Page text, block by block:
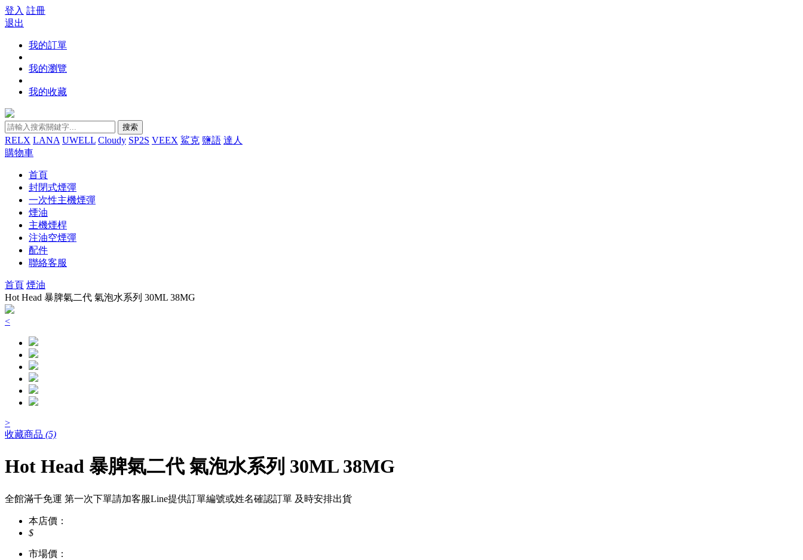
登入 註冊
退出
我的訂單
我的瀏覽
我的收藏
搜索
RELX LANA UWELL Cloudy SP2S VEEX 鯊克 鹽語 達人
購物車
首頁
封閉式煙彈
一次性主機煙彈
煙油
主機煙桿
注油空煙彈
配件
聯絡客服
首頁 煙油
Hot Head 暴脾氣二代 氣泡水系列 30ML 38MG
<
>
收藏商品 (5)
Hot Head 暴脾氣二代 氣泡水系列 30ML 38MG
全館滿千免運 第一次下單請加客服Line提供訂單編號或姓名確認訂單 及時安排出貨
本店價：
$
市場價：